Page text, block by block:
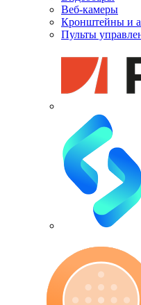
Веб-камеры
Кронштейны и
Пульты